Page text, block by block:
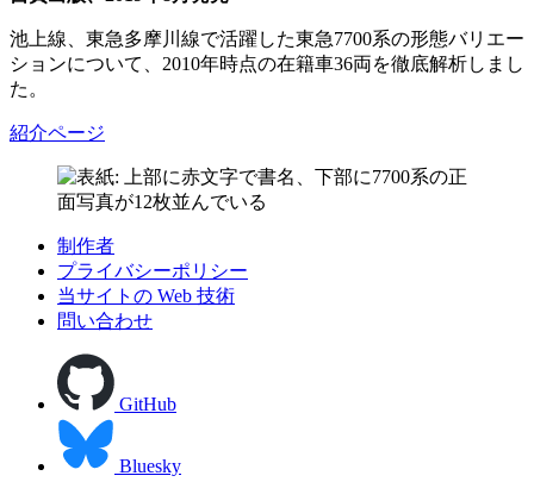
池上線、東急多摩川線で活躍した東急7700系の形態バリエー
ションについて、2010年時点の在籍車36両を徹底解析しまし
た。
紹介ページ
制作者
プライバシーポリシー
当サイトの Web 技術
問い合わせ
GitHub
Bluesky